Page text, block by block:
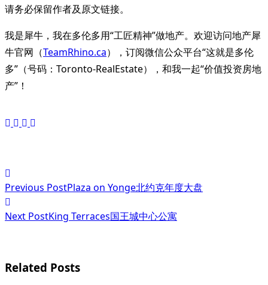
请务必保留作者及原文链接。
我是犀牛，我在多伦多用“工匠精神”做地产。欢迎访问地产犀
牛官网（TeamRhino.ca），订阅微信公众平台“这就是多伦
多”（号码：Toronto-RealEstate），和我一起“价值投资房地
产”！
<span
class="nav-
subtitle
reader-
Previous PostPlaza on Yonge北约克年度大盘
Next PostKing Terraces国王城中心公寓
Related Posts